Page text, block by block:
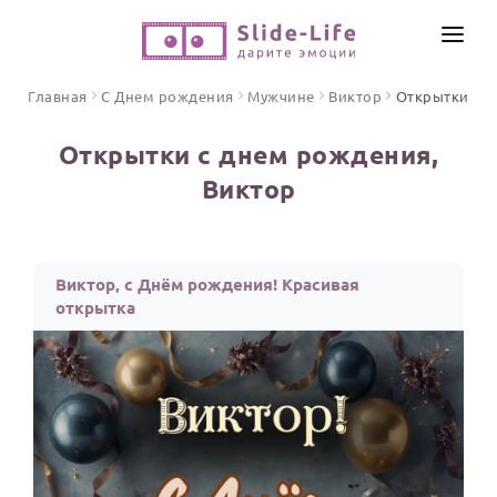
Открытки
Стихи и тексты
ПРАЗДНИКИ
С Днем рождения
Юбилей
ИНСТРУМЕНТЫ
ОТЗЫВЫ
Главная С Днем рождения Мужчине Виктор Открытки
Открытки с днем рождения,
Виктор
Виктор, с Днём рождения! Красивая
открытка